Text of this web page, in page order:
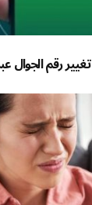
رقم الجوال